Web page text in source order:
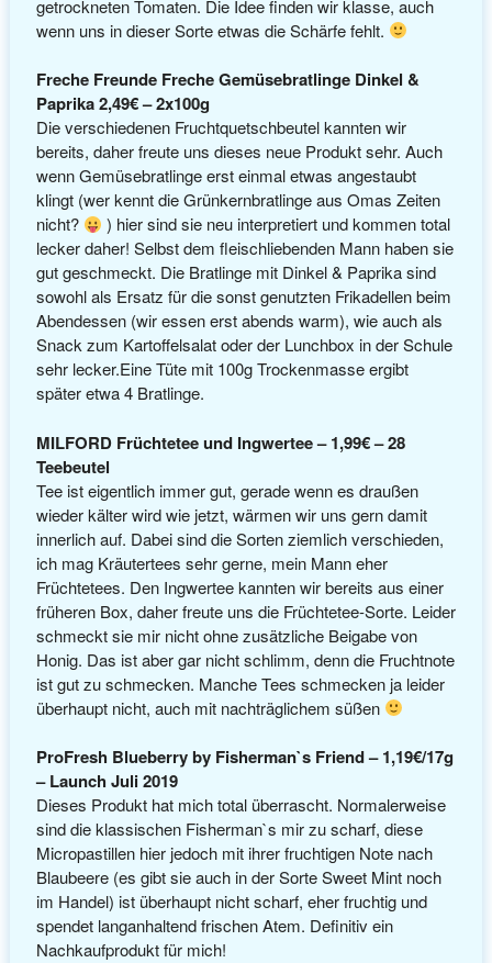
getrockneten Tomaten. Die Idee finden wir klasse, auch
wenn uns in dieser Sorte etwas die Schärfe fehlt.
Freche Freunde Freche Gemüsebratlinge Dinkel &
Paprika 2,49€ – 2x100g
Die verschiedenen Fruchtquetschbeutel kannten wir
bereits, daher freute uns dieses neue Produkt sehr. Auch
wenn Gemüsebratlinge erst einmal etwas angestaubt
klingt (wer kennt die Grünkernbratlinge aus Omas Zeiten
nicht?
) hier sind sie neu interpretiert und kommen total
lecker daher! Selbst dem fleischliebenden Mann haben sie
gut geschmeckt. Die Bratlinge mit Dinkel & Paprika sind
sowohl als Ersatz für die sonst genutzten Frikadellen beim
Abendessen (wir essen erst abends warm), wie auch als
Snack zum Kartoffelsalat oder der Lunchbox in der Schule
sehr lecker.Eine Tüte mit 100g Trockenmasse ergibt
später etwa 4 Bratlinge.
MILFORD Früchtetee und Ingwertee – 1,99€ – 28
Teebeutel
Tee ist eigentlich immer gut, gerade wenn es draußen
wieder kälter wird wie jetzt, wärmen wir uns gern damit
innerlich auf. Dabei sind die Sorten ziemlich verschieden,
ich mag Kräutertees sehr gerne, mein Mann eher
Früchtetees. Den Ingwertee kannten wir bereits aus einer
früheren Box, daher freute uns die Früchtetee-Sorte. Leider
schmeckt sie mir nicht ohne zusätzliche Beigabe von
Honig. Das ist aber gar nicht schlimm, denn die Fruchtnote
ist gut zu schmecken. Manche Tees schmecken ja leider
überhaupt nicht, auch mit nachträglichem süßen
ProFresh Blueberry by Fisherman`s Friend – 1,19€/17g
– Launch Juli 2019
Dieses Produkt hat mich total überrascht. Normalerweise
sind die klassischen Fisherman`s mir zu scharf, diese
Micropastillen hier jedoch mit ihrer fruchtigen Note nach
Blaubeere (es gibt sie auch in der Sorte Sweet Mint noch
im Handel) ist überhaupt nicht scharf, eher fruchtig und
spendet langanhaltend frischen Atem. Definitiv ein
Nachkaufprodukt für mich!